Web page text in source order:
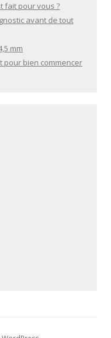
fait pour vous ?
avant de tout
mm
pour bien commencer